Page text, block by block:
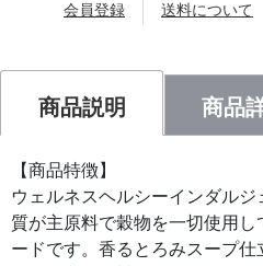
会員登録 送料について
商品説明 商品
【商品特徴】
ウェルネスヘルシーインダルジ
質が主原料で穀物を一切使用
ードです。香るとろみスープ